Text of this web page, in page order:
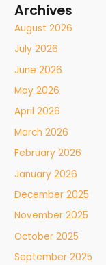
Archives
August 2026
July 2026
June 2026
May 2026
April 2026
March 2026
February 2026
January 2026
December 2025
November 2025
October 2025
September 2025